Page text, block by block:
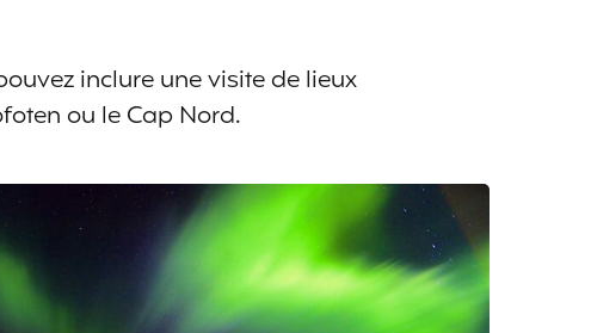
inclure une visite de lieux
ou le Cap Nord.